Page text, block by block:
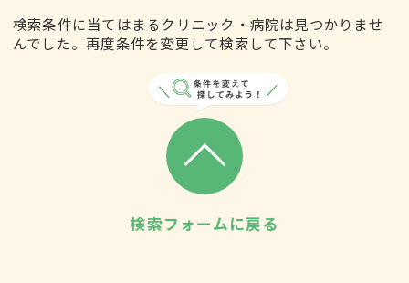
検索条件に当てはまるクリニック・病院は見つかりませ
んでした。再度条件を変更して検索して下さい。
検索フォームに戻る